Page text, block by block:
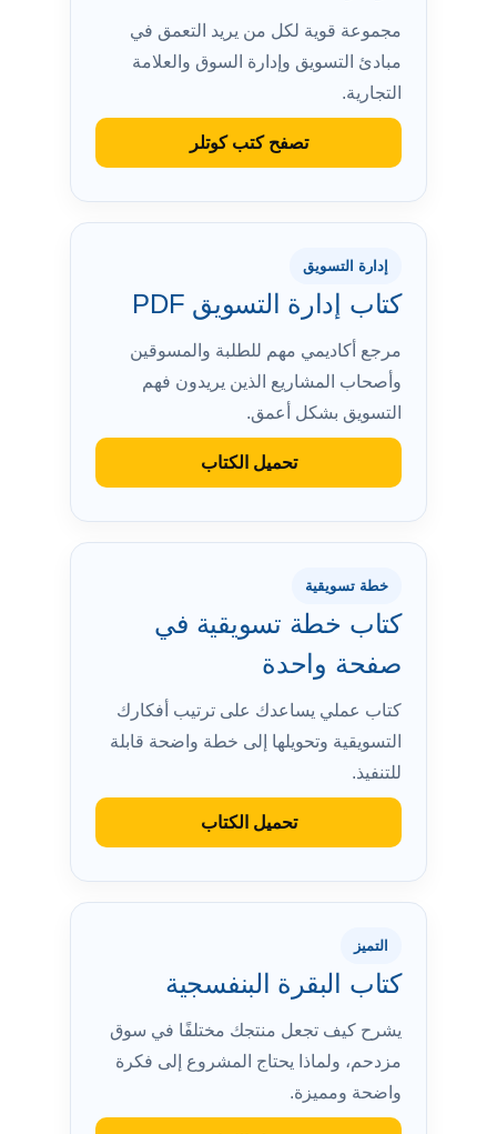
مجموعة قوية لكل من يريد التعمق في
مبادئ التسويق وإدارة السوق والعلامة
التجارية.
تصفح كتب كوتلر
إدارة التسويق
كتاب إدارة التسويق PDF
مرجع أكاديمي مهم للطلبة والمسوقين
وأصحاب المشاريع الذين يريدون فهم
التسويق بشكل أعمق.
تحميل الكتاب
خطة تسويقية
كتاب خطة تسويقية في
صفحة واحدة
كتاب عملي يساعدك على ترتيب أفكارك
التسويقية وتحويلها إلى خطة واضحة قابلة
للتنفيذ.
تحميل الكتاب
التميز
كتاب البقرة البنفسجية
يشرح كيف تجعل منتجك مختلفًا في سوق
مزدحم، ولماذا يحتاج المشروع إلى فكرة
واضحة ومميزة.